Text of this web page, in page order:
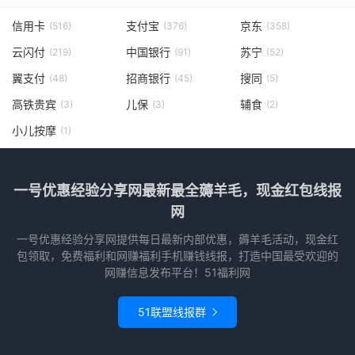
信用卡 (516) 支付宝 (376) 京东 (358)
云闪付 (219) 中国银行 (91) 苏宁 (52)
翼支付 (48) 招商银行 (45) 搜同 (5)
高铁贵宾 (3) 儿保 (3) 辅食 (2)
小儿按摩 (1)
一号优惠经验分享网最新最全薅羊毛，现金红包线报
网
一号优惠经验分享网提供每日最新内部优惠，薅羊毛活动，现金红
包领取，免费福利和网赚福利手机赚钱线报，打造中国最受欢迎的
网赚信息发布平台！51福利网
51联盟线报群 